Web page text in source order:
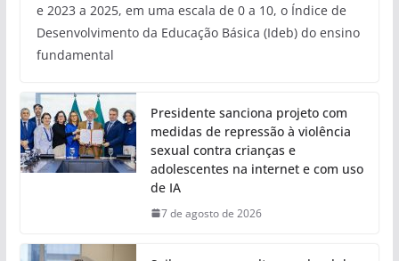
e 2023 a 2025, em uma escala de 0 a 10, o Índice de
Desenvolvimento da Educação Básica (Ideb) do ensino
fundamental
Presidente sanciona projeto com
medidas de repressão à violência
sexual contra crianças e
adolescentes na internet e com uso
de IA
7 de agosto de 2026